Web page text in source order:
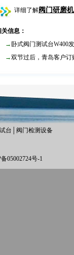
详细了解阀门研磨机
关信息：
→ 卧式阀门测试台W400
→双节过后，青岛客户
台 阀门检测设备
05002724号-1